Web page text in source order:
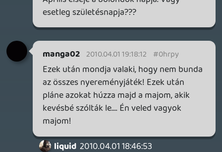
Bula_2000 2010.04.01 17:54:20 #0hrps
Itt is, ott is.
A Bula nikkem itt is kuka, szal' most ez van.
rolmanus 2010.04.01 17:35:14
manga02 2010.04.01 17:49:01 #0hrpr
Nem te. Szerintem havonta egy ilyen jó